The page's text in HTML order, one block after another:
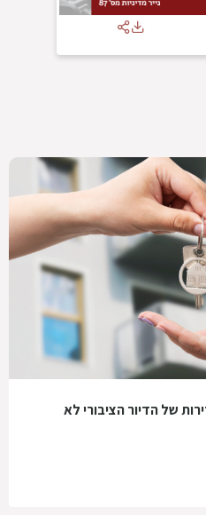
של הדיור הציבורי לא